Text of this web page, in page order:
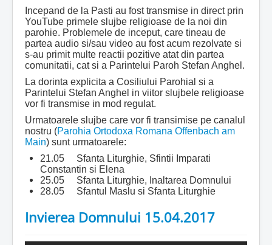
Incepand de la Pasti au fost transmise in direct prin
YouTube primele slujbe religioase de la noi din
parohie. Problemele de inceput, care tineau de
partea audio si/sau video au fost acum rezolvate si
s-au primit multe reactii pozitive atat din partea
comunitatii, cat si a Parintelui Paroh Stefan Anghel.
La dorinta explicita a Cosiliului Parohial si a
Parintelui Stefan Anghel in viitor slujbele religioase
vor fi transmise in mod regulat.
Urmatoarele slujbe care vor fi transimise pe canalul
nostru (Parohia Ortodoxa Romana Offenbach am
Main) sunt urmatoarele:
21.05 Sfanta Liturghie, Sfintii Imparati
Constantin si Elena
25.05 Sfanta Liturghie, Inaltarea Domnului
28.05 Sfantul Maslu si Sfanta Liturghie
Invierea Domnului 15.04.2017